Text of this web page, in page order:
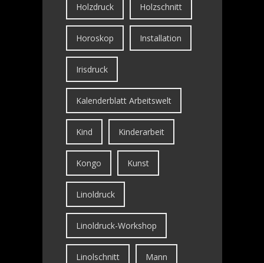
Holzdruck Holzschnitt
Horoskop Installation
Irisdruck
Kalenderblatt Arbeitswelt
Kind Kinderarbeit
Kongo Kunst
Linoldruck
Linoldruck-Workshop
Linolschnitt Mann